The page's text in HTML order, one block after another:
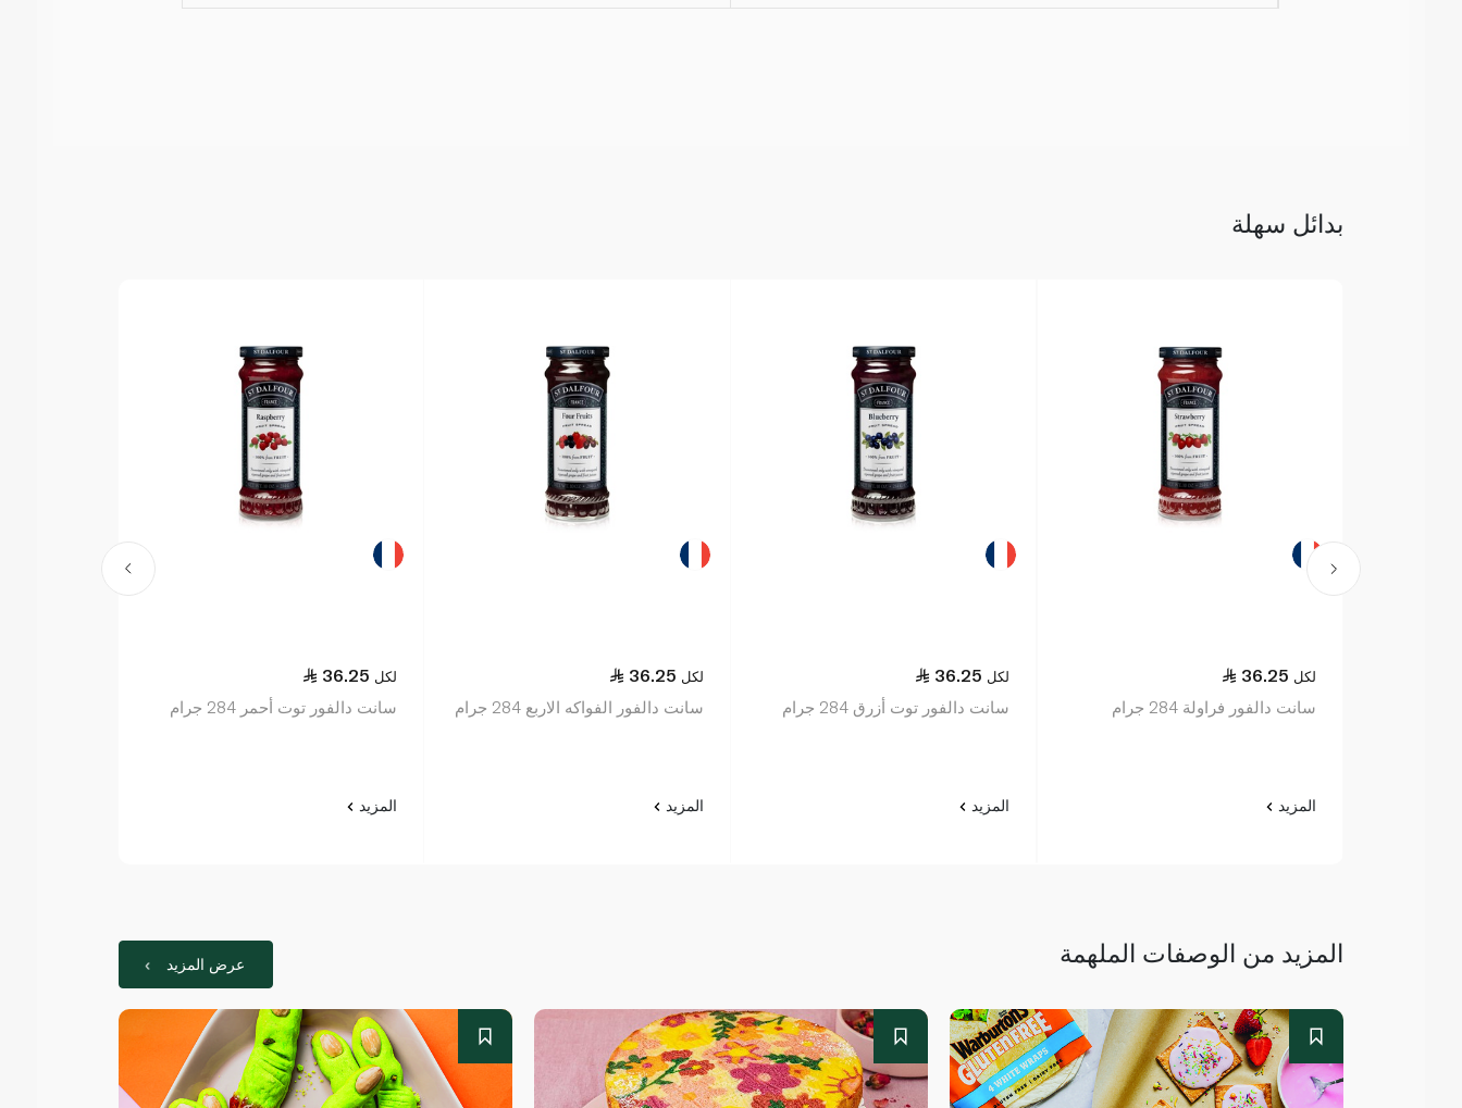
بدائل سهلة
36.25 لكل
سانت دالفور فراولة 284 جرام
المزيد
36.25 لكل
سانت دالفور توت أزرق 284 جرام
المزيد
36.25 لكل
سانت دالفور الفواكه الاربع 284 جرام
المزيد
36.25 لكل
سانت دالفور توت أحمر 284 جرام
المزيد
المزيد من الوصفات الملهمة عرض المزيد